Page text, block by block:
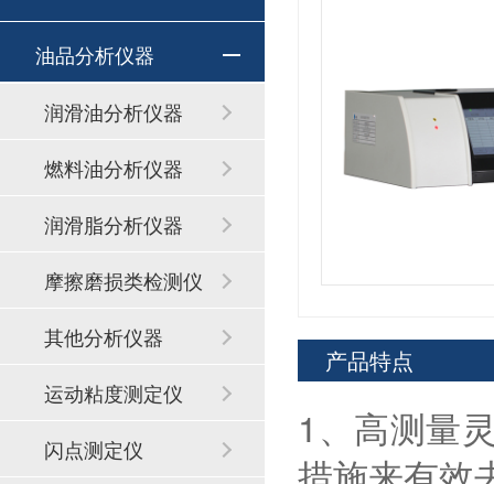
产品特点
1、高测量
油品分析仪器
润滑油分析仪器
燃料油分析仪器
润滑脂分析仪器
摩擦磨损类检测仪
器
其他分析仪器
运动粘度测定仪
闪点测定仪